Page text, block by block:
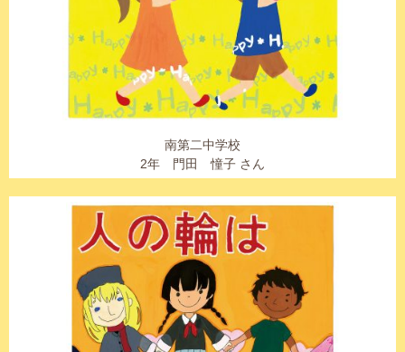
南第二中学校
2年 門田 憧子 さん